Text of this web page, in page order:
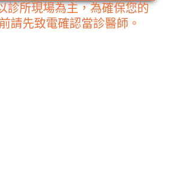
診所現場為主，為確保您的
請先致電確認當診醫師。